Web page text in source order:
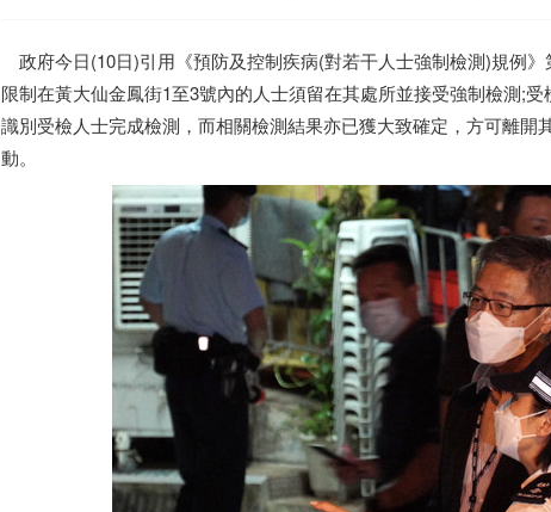
政府今日(10日)引用《預防及控制疾病(對若干人士強制檢測)規例
限制在黃大仙金鳳街1至3號內的人士須留在其處所並接受強制檢測;
識別受檢人士完成檢測，而相關檢測結果亦已獲大致確定，方可離開
動。